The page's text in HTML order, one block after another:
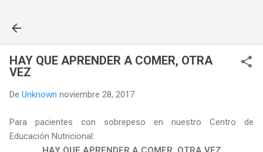
HAY QUE APRENDER A COMER, OTRA
VEZ
De Unknown noviembre 28, 2017
Para pacientes con sobrepeso en nuestro Centro de
Educación Nutricional: